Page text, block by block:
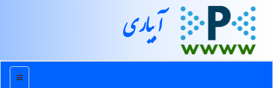
آبیاری
منو